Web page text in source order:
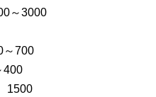
～3000
～700
400
1500